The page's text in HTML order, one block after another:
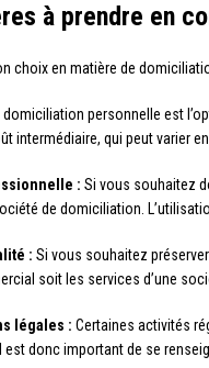
à prendre en
choix en matière de
domiciliation personnelle est
intermédiaire, qui peut varier
: Si vous souhaitez
de domiciliation.
: Si vous souhaitez
soit les services d’une
légales : Certaines activités
donc important de se